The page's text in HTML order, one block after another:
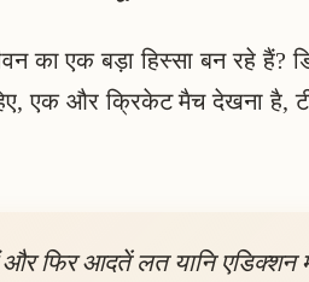
एक बड़ा हिस्सा बन रहे हैं?
एक और क्रिकेट मैच देखना है,
फिर आदतें लत यानि एडिक्शन